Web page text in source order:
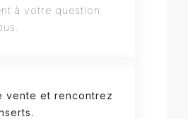
à votre question
vente et rencontrez